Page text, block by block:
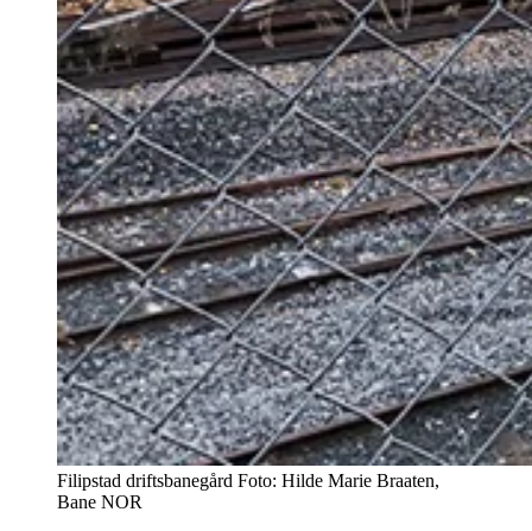
Filipstad driftsbanegård Foto: Hilde Marie Braaten,
Bane NOR